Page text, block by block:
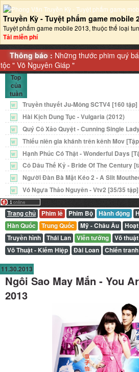
Truyền Kỳ - Tuyệt phẩm game mobile
Tuyệt phẩm game mobile 2013, thuộc thể loại
Tải miễn phí
Thông báo : Những thước phim quý
tộc "Võ Nguyên Giáp "
Top
của
tuần
W Truyền thuyết Ju-Mông SCTV4 [160 tập]
W Hài Kịch Dung Tục - Vulgaria (2012)
W Quý Cô Xảo Quyệt - Cunning Single
W Thiếu niên gia khánh trên kênh Mov
W Hạnh Phúc Có Thật - Wonderful Days
W Cô Dâu Thế Kỷ - Bride Of The Century
W Người Đàn Bà Mặt Kéo 2 - A Slit
W Vó Ngựa Thảo Nguyên - Vtv2 [35/35 tập]
Trang chủ Phim lẻ Phim Bộ Hành động
Hàn Quốc
Trung Quốc Mỹ - Châu Âu
Truyền hình
Thái Lan Viễn tưởng Võ thuật
Võ Thuật - Kiếm Hiệp
Đài Loan Chiến tranh
11.30.2013
Ngôi Sao May Mắn - You
2013